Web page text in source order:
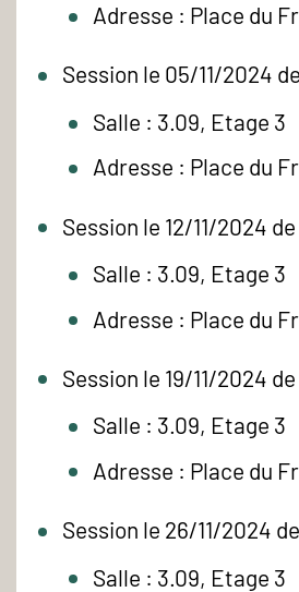
Adresse : Place du
Session le 05/11/2024
Salle : 3.09, Etage 3
Adresse : Place du
Session le 12/11/2024
Salle : 3.09, Etage 3
Adresse : Place du
Session le 19/11/2024
Salle : 3.09, Etage 3
Adresse : Place du
Session le 26/11/2024
Salle : 3.09, Etage 3